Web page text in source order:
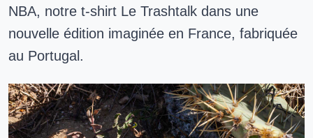
NBA, notre t-shirt Le Trashtalk dans une
nouvelle édition imaginée en France, fabriquée
au Portugal.